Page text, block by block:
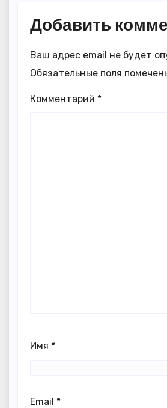
Добавить
Ваш адрес email не будет
Обязательные поля
Комментарий *
Имя *
Email *